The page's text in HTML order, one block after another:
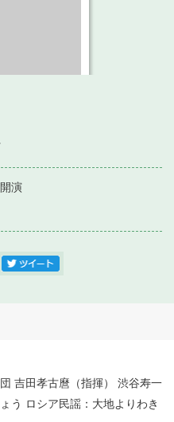
開演
吉田孝古麿（指揮） 渋谷寿一
う ロシア民謡：大地よりわき